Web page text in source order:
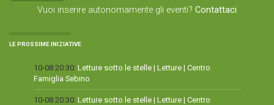
Vuoi inserire autonomamente gli eventi? Contattaci
LE PROSSIME INIZIATIVE
10-08 20:30: Letture sotto le stelle | Letture | Centro
Famiglia Sebino
10-08 20:30: Letture sotto le stelle | Letture | Centro